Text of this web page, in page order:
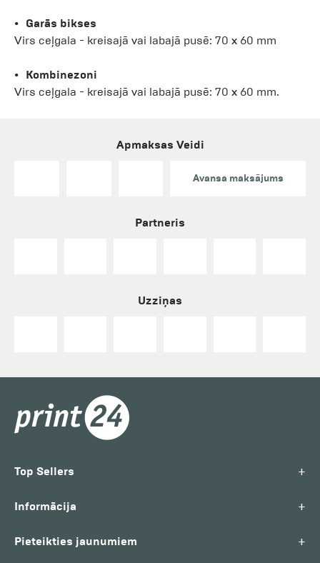
Garās bikses
Virs ceļgala - kreisajā vai labajā pusē: 70 x 60 mm
Kombinezoni
Virs ceļgala - kreisajā vai labajā pusē: 70 x 60 mm.
Apmaksas Veidi
Avansa maksājums
Partneris
Uzziņas
Top Sellers +
Informācija +
Pieteikties jaunumiem +